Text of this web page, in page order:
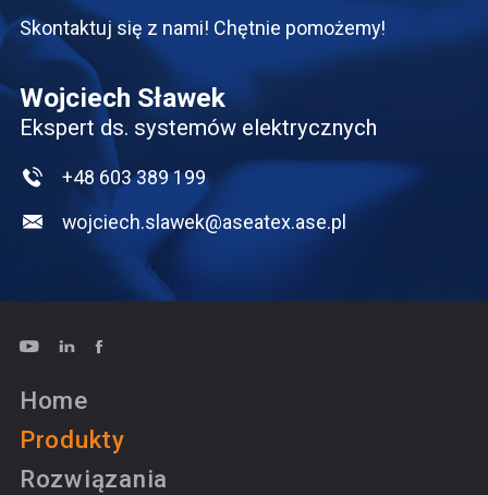
Skontaktuj się z nami! Chętnie pomożemy!
Wojciech Sławek
Ekspert ds. systemów elektrycznych
+48 603 389 199
wojciech.slawek@aseatex.ase.pl
Home
Produkty
Rozwiązania